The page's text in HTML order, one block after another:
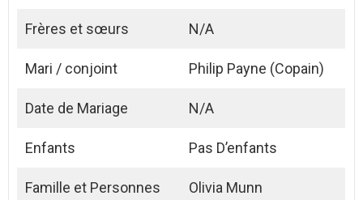
Frères et sœurs N/A
Mari / conjoint Philip Payne (Copain)
Date de Mariage N/A
Enfants Pas D’enfants
Famille et Personnes
Olivia Munn